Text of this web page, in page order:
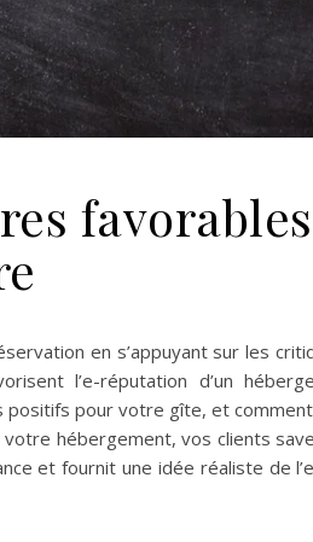
en s’appuyant sur les
l’e-réputation d’un
positifs pour votre gîte, et
hébergement, vos clients
et fournit une idée réaliste de